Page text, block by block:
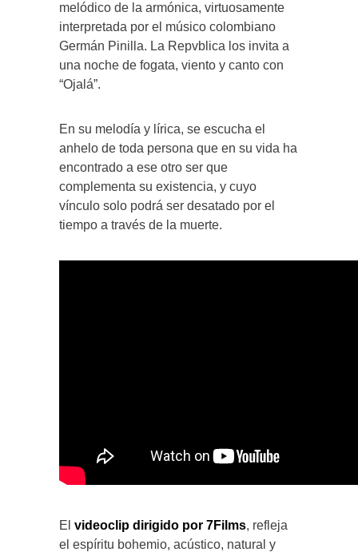
melódico de la armónica, virtuosamente
interpretada por el músico colombiano
Germán Pinilla. La Repvblica los invita a
una noche de fogata, viento y canto con
“Ojalá”.
En su melodía y lírica, se escucha el
anhelo de toda persona que en su vida ha
encontrado a ese otro ser que
complementa su existencia, y cuyo
vínculo solo podrá ser desatado por el
tiempo a través de la muerte.
El videoclip dirigido por 7Films, refleja
el espíritu bohemio, acústico, natural y